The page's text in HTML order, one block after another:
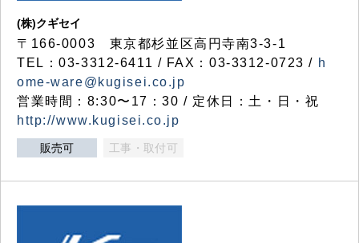
(株)クギセイ
〒166-0003 東京都杉並区高円寺南3-3-1
TEL：03-3312-6411 / FAX：03-3312-0723 / h
ome-ware@kugisei.co.jp
営業時間：8:30〜17：30 / 定休日：土・日・祝
http://www.kugisei.co.jp
販売可 工事・取付可